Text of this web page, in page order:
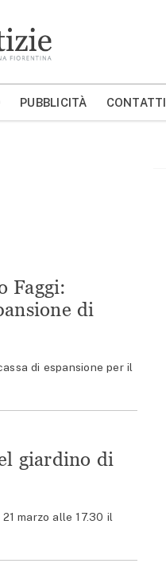
CERCA
PUBBLICITÀ CONTATTI
Faggi:
di
di espansione per il
giardino di
marzo alle 17.30 il